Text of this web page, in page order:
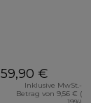
59,90 €
Inklusive MwSt.-
Betrag von 9,56 € (